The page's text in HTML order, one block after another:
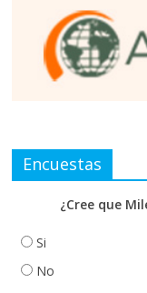
Encuestas
¿Cree que
Si
No